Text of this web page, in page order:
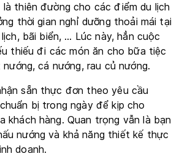
là thiên đường cho các điểm du lịch
thời gian nghỉ dưỡng thoải mái tại
bãi biển, … Lúc này, hẳn cuộc
thiếu đi các món ăn cho bữa tiệc
cá nướng, rau củ nướng.
sẵn thực đơn theo yêu cầu
bị trong ngày để kịp cho
khách hàng. Quan trọng vẫn là bạn
nướng và khả năng thiết kế thực
doanh.